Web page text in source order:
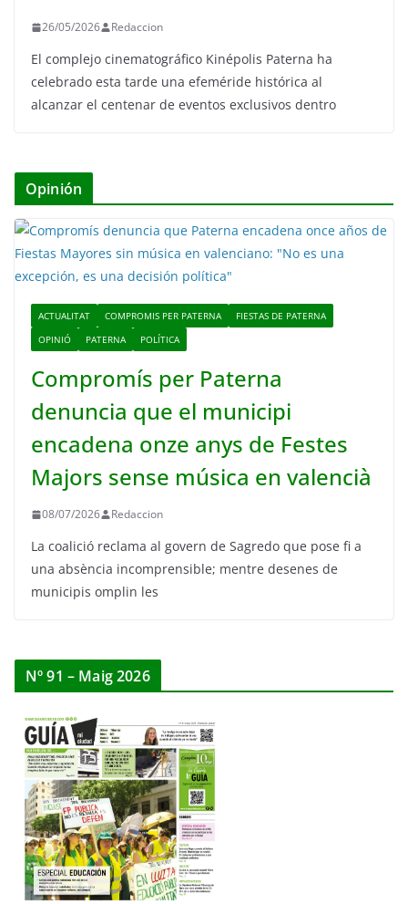
26/05/2026 Redaccion
El complejo cinematográfico Kinépolis Paterna ha
celebrado esta tarde una efeméride histórica al
alcanzar el centenar de eventos exclusivos dentro
Opinión
ACTUALITAT COMPROMIS PER PATERNA
FIESTAS DE PATERNA
OPINIÓ
PATERNA POLÍTICA
Compromís per Paterna
denuncia que el municipi
encadena onze anys de Festes
Majors sense música en valencià
08/07/2026 Redaccion
La coalició reclama al govern de Sagredo que pose fi a
una absència incomprensible; mentre desenes de
municipis omplin les
Nº 91 – Maig 2026